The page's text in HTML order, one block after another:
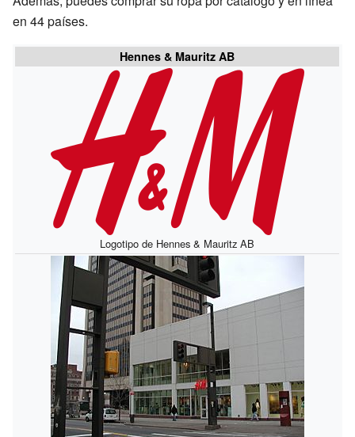
en 44 países.
Hennes & Mauritz AB
Logotipo de Hennes & Mauritz AB